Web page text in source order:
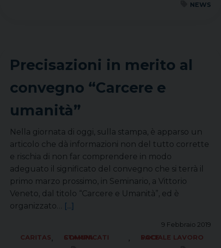
NEWS
Precisazioni in merito al
convegno “Carcere e
umanità”
Nella giornata di oggi, sulla stampa, è apparso un
articolo che dà informazioni non del tutto corrette
e rischia di non far comprendere in modo
adeguato il significato del convegno che si terrà il
primo marzo prossimo, in Seminario, a Vittorio
Veneto, dal titolo “Carcere e Umanità”, ed è
organizzato… [...]
9 Febbraio 2019
CARITAS, COMUNICATI STAMPA ,
SOCIALE LAVORO PACE